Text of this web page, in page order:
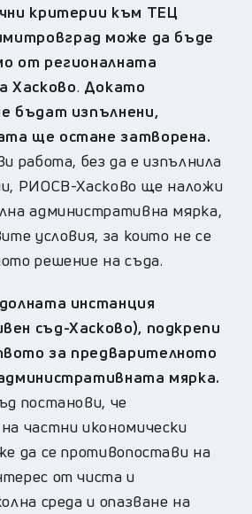
критерии към ТЕЦ
може да бъде
от регионалната
Хасково. Докато
бъдат изпълнени,
ще остане затворена.
работа, без да е изпълнила
РИОСВ-Хасково ще наложи
административна мярка,
условия, за които не се
решение на съда.
инстанция
съд-Хасково), подкрепи
за предварителното
мярка.
постанови, че
частни икономически
да се противопостави на
от чиста и
среда и опазване на